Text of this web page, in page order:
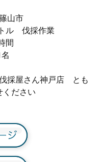
山市
伐採作業
間
採屋さん神戸店 とも
ください